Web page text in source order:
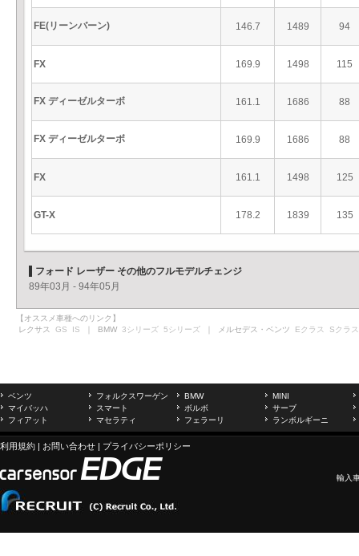
FE(リーンバーン) 146.7 1489 94
FX 169.9 1498 115
FX ディーゼルターボ 161.1 1686 88
FX ディーゼルターボ 169.9 1686 88
FX 161.1 1498 125
GT-X 178.2 1839 135
フォード レーザー その他のフルモデルチェンジ
89年03月 - 94年05月
【オススメ車種へのリンク】
レクサス GS IS ｜ BMW 3シリーズ 5シリーズ ｜ メルセデス・ベンツ Eクラス Sクラス
ベンツ フォルクスワーゲン BMW
MINI
マイバッハ
スマート ボルボ
サーブ
フィアット
マセラティ フェラーリ ランボルギーニ
利用規約 | お問い合わせ | プライバシーポリシー
輸入